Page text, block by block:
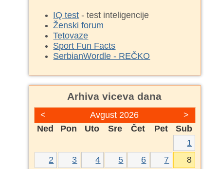
IQ test - test inteligencije
Ženski forum
Tetovaze
Sport Fun Facts
SerbianWordle - REČKO
Arhiva viceva dana
< >
Avgust 2026
Ned
Pon Uto Sre Čet Pet
Sub
1
2
3 4 5 6 7 8